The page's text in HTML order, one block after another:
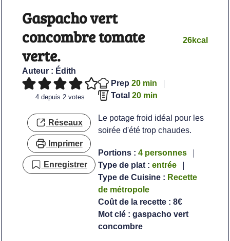
Gaspacho vert
concombre tomate
verte.
Auteur : Édith
26kcal
4 depuis2 votes
Réseaux
Imprimer
Enregistrer
Prep 20minutes
min
Total 20minutes
min
Le potage froid idéal pour les
soirée d'été trop chaudes.
Portions :4 personnes
Type de plat :entrée
Type de Cuisine : Recette
de métropole
Coût de la recette :8€
Mot clé :gaspacho vert
concombre